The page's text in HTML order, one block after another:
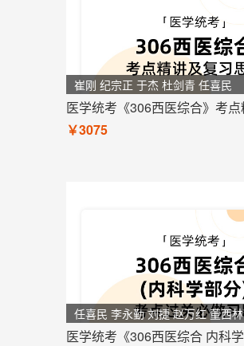
崔刚 纪宗正 于杰 杜剑青 任喜民
￥3075
任喜民 李永勤 刘捷 赵万红 董西林